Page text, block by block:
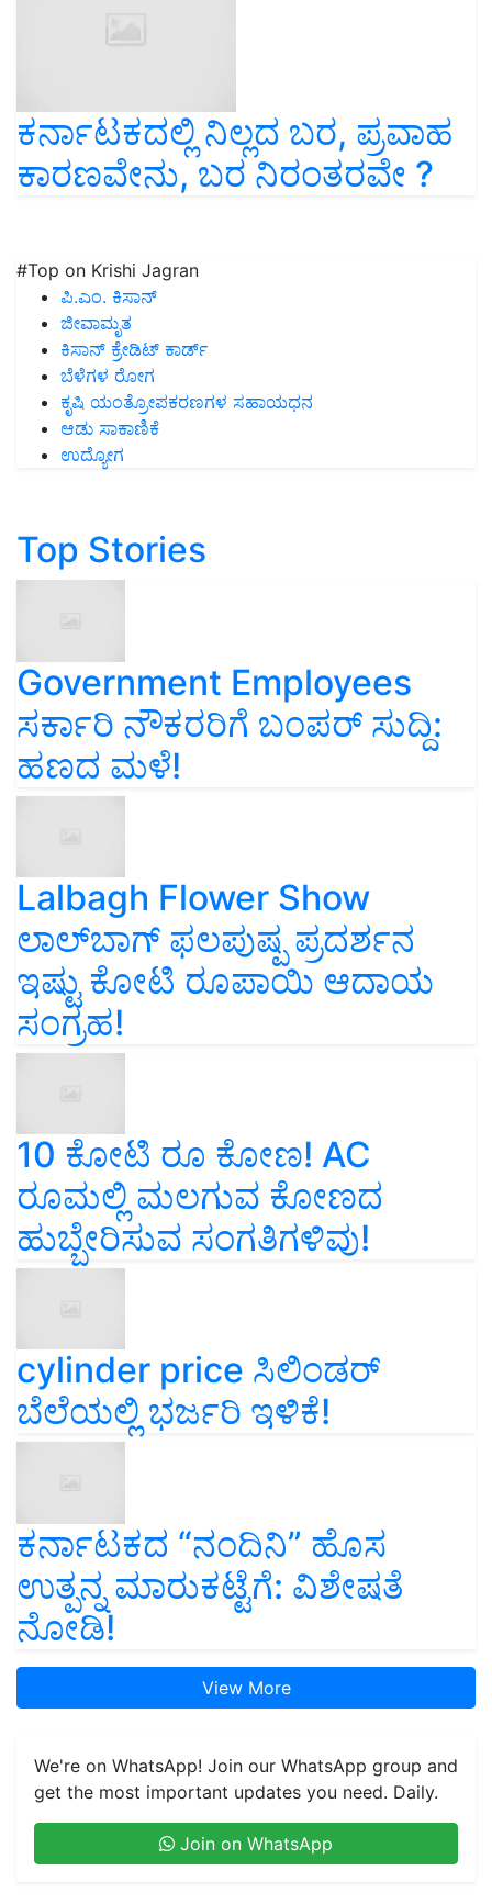
ಕರ್ನಾಟಕದಲ್ಲಿ ನಿಲ್ಲದ ಬರ, ಪ್ರವಾಹ
ಕಾರಣವೇನು, ಬರ ನಿರಂತರವೇ ?
#Top on Krishi Jagran
ಪಿ.ಎಂ. ಕಿಸಾನ್
ಜೀವಾಮೃತ
ಕಿಸಾನ್ ಕ್ರೇಡಿಟ್ ಕಾರ್ಡ್
ಬೆಳೆಗಳ ರೋಗ
ಕೃಷಿ ಯಂತ್ರೋಪಕರಣಗಳ ಸಹಾಯಧನ
ಆಡು ಸಾಕಾಣಿಕೆ
ಉದ್ಯೋಗ
Top Stories
Government Employees
ಸರ್ಕಾರಿ ನೌಕರರಿಗೆ ಬಂಪರ್‌ ಸುದ್ದಿ:
ಹಣದ ಮಳೆ!
Lalbagh Flower Show
ಲಾಲ್‌ಬಾಗ್ ಫಲಪುಷ್ಪ ಪ್ರದರ್ಶನ
ಇಷ್ಟು ಕೋಟಿ ರೂಪಾಯಿ ಆದಾಯ
ಸಂಗ್ರಹ!
10 ಕೋಟಿ ರೂ ಕೋಣ! AC
ರೂಮಲ್ಲಿ ಮಲಗುವ ಕೋಣದ
ಹುಬ್ಬೇರಿಸುವ ಸಂಗತಿಗಳಿವು!
cylinder price ಸಿಲಿಂಡರ್‌
ಬೆಲೆಯಲ್ಲಿ ಭರ್ಜರಿ ಇಳಿಕೆ!
ಕರ್ನಾಟಕದ “ನಂದಿನಿ” ಹೊಸ
ಉತ್ಪನ್ನ ಮಾರುಕಟ್ಟೆಗೆ: ವಿಶೇಷತೆ
ನೋಡಿ!
View More
We're on WhatsApp! Join our WhatsApp group and
get the most important updates you need. Daily.
Join on WhatsApp